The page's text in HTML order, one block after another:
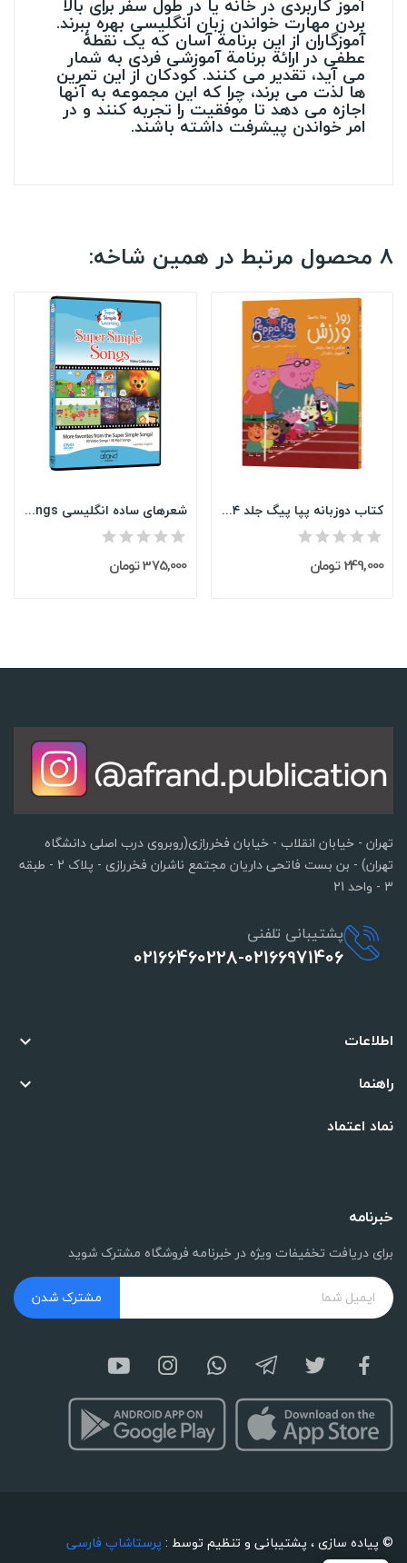
آموز کاربردی در خانه یا در طول سفر برای بالا
بردن مهارت خواندن زبان انگلیسی بهره ببرند.
آموزگاران از این برنامة آسان که یک نقطۀ
عطفی در ارائة برنامة آموزشی فردی به شمار
می آید، تقدیر می کنند. کودکان از این تمرین
ها لذت می برند، چرا که این مجموعه به آنها
اجازه می دهد تا موفقیت را تجربه کنند و در
امر خواندن پیشرفت داشته باشند.
8 محصول مرتبط در همین شاخه:
شعرهای ساده انگلیسی Super Simple Songs
375,000 تومان
کتاب دوزبانه پپا پیگ جلد ۴ | روز ورزش | فارسی و...
249,000 تومان
تهران - خیابان انقلاب - خیابان فخررازی(روبروی درب اصلی دانشگاه
تهران) - بن بست فاتحی داریان مجتمع ناشران فخررازی - پلاک 2 - طبقه
3 - واحد 21
پشتیبانی تلفنی
02166460228-02166971406
اطلاعات 
راهنما 
نماد اعتماد
خبرنامه
برای دریافت تخفیفات ویژه در خبرنامه فروشگاه مشترک شوید
مشترک شدن
© پیاده سازی ، پشتیبانی و تنظیم توسط : پرستاشاپ فارسی